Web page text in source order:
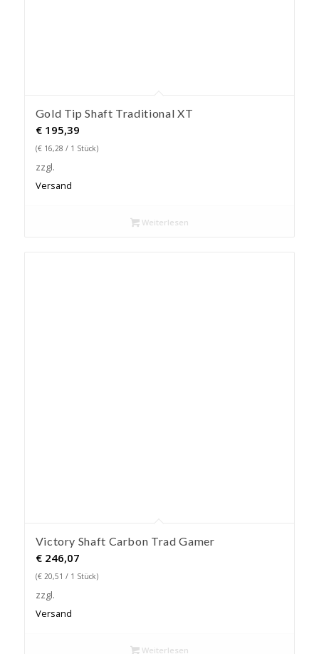
Gold Tip Shaft Traditional XT
€195,39
(€16,28 / 1 Stück)
zzgl.
Versand
Weiterlesen
Victory Shaft Carbon Trad Gamer
€246,07
(€20,51 / 1 Stück)
zzgl.
Versand
Weiterlesen